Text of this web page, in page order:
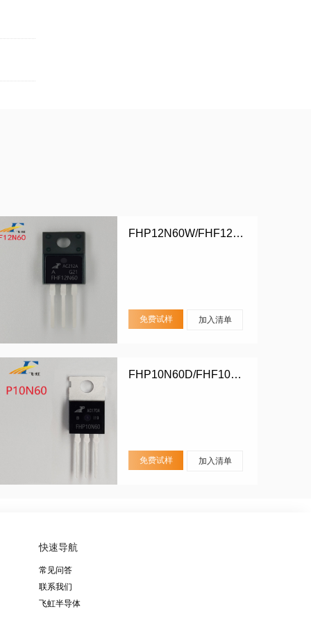
FHP12N60W/FHF12N60W
免费试样 加入清单
FHP10N60D/FHF10N60D
免费试样 加入清单
快速导航
常见问答
联系我们
飞虹半导体